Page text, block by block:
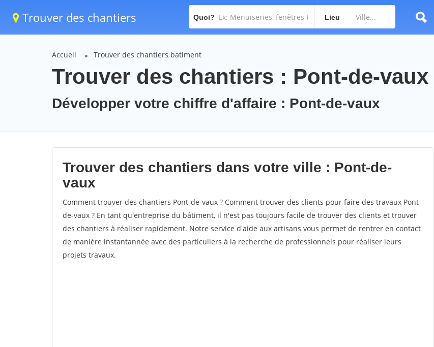
Trouver des chantiers Quoi? Lieu
Accueil Trouver des chantiers batiment
Trouver des chantiers : Pont-de-vaux
Développer votre chiffre d'affaire : Pont-de-vaux
Trouver des chantiers dans votre ville : Pont-de-
vaux
Comment trouver des chantiers Pont-de-vaux ? Comment trouver des clients pour faire des travaux Pont-
de-vaux ? En tant qu'entreprise du bâtiment, il n'est pas toujours facile de trouver des clients et trouver
des chantiers à réaliser rapidement. Notre service d'aide aux artisans vous permet de rentrer en contact
de manière instantannée avec des particuliers à la recherche de professionnels pour réaliser leurs
projets travaux.